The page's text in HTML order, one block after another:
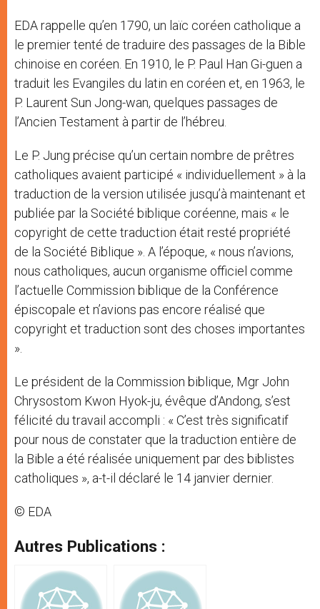
EDA rappelle qu’en 1790, un laïc coréen catholique a
le premier tenté de traduire des passages de la Bible
chinoise en coréen. En 1910, le P. Paul Han Gi-guen a
traduit les Evangiles du latin en coréen et, en 1963, le
P. Laurent Sun Jong-wan, quelques passages de
l’Ancien Testament à partir de l’hébreu.
Le P. Jung précise qu’un certain nombre de prêtres
catholiques avaient participé « individuellement » à la
traduction de la version utilisée jusqu’à maintenant et
publiée par la Société biblique coréenne, mais « le
copyright de cette traduction était resté propriété
de la Société Biblique ». A l’époque, « nous n’avions,
nous catholiques, aucun organisme officiel comme
l’actuelle Commission biblique de la Conférence
épiscopale et n’avions pas encore réalisé que
copyright et traduction sont des choses importantes
».
Le président de la Commission biblique, Mgr John
Chrysostom Kwon Hyok-ju, évêque d’Andong, s’est
félicité du travail accompli : « C’est très significatif
pour nous de constater que la traduction entière de
la Bible a été réalisée uniquement par des biblistes
catholiques », a-t-il déclaré le 14 janvier dernier.
© EDA
Autres Publications :